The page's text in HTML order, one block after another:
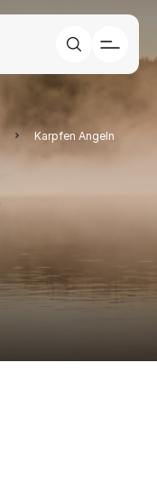
Karpfen Angeln